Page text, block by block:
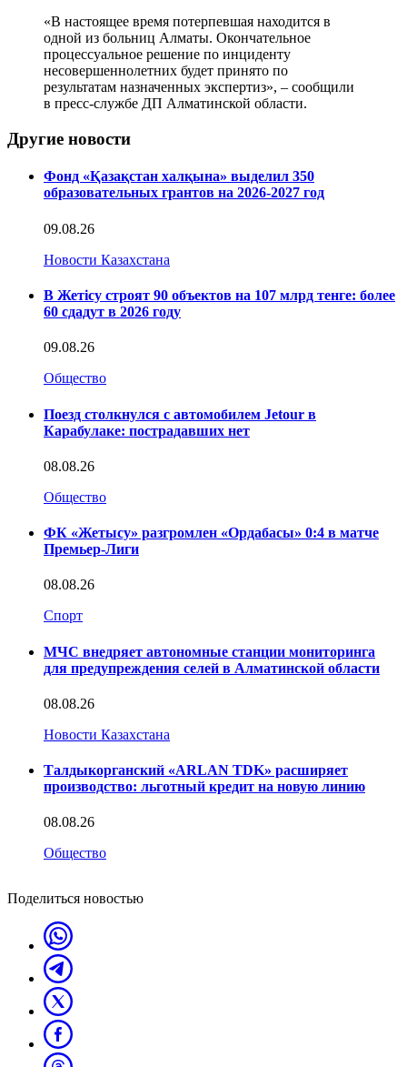
«В настоящее время потерпевшая находится в
одной из больниц Алматы. Окончательное
процессуальное решение по инциденту
несовершеннолетних будет принято по
результатам назначенных экспертиз», – сообщили
в пресс-службе ДП Алматинской области.
Другие новости
Фонд «Қазақстан халқына» выделил 350
образовательных грантов на 2026-2027 год
09.08.26
Новости Казахстана
В Жетісу строят 90 объектов на 107 млрд тенге: более
60 сдадут в 2026 году
09.08.26
Общество
Поезд столкнулся с автомобилем Jetour в
Карабулаке: пострадавших нет
08.08.26
Общество
ФК «Жетысу» разгромлен «Ордабасы» 0:4 в матче
Премьер-Лиги
08.08.26
Спорт
МЧС внедряет автономные станции мониторинга
для предупреждения селей в Алматинской области
08.08.26
Новости Казахстана
Талдыкорганский «ARLAN TDK» расширяет
производство: льготный кредит на новую линию
08.08.26
Общество
Поделиться новостью